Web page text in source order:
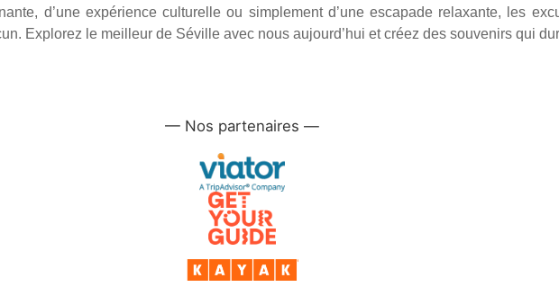
d’une expérience culturelle ou simplement d’une escapade relaxante, les
Explorez le meilleur de Séville avec nous aujourd’hui et créez des souvenirs qui
—